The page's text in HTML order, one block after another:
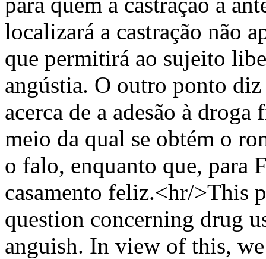
localizará a castração não
que permitirá ao sujeito
angústia. O outro ponto
acerca de a adesão à
meio da qual se obtém o
o falo, enquanto que, para
casamento feliz.<hr/>This
question concerning drug
anguish. In view of this,